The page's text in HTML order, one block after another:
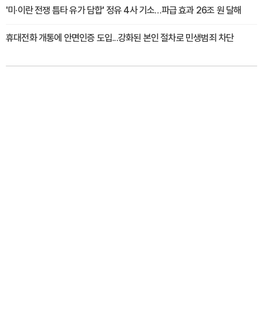
'미·이란 전쟁 틈타 유가 담합' 정유 4사 기소…파급 효과 26조 원 달해
휴대전화 개통에 안면인증 도입...강화된 본인 절차로 민생범죄 차단